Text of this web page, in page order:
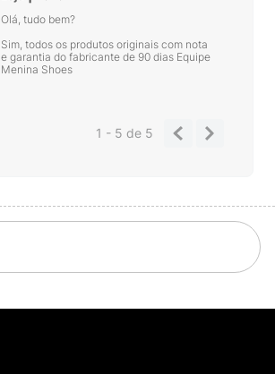
Olá, tudo bem?
Sim, todos os produtos originais com nota
e garantia do fabricante de 90 dias Equipe
Menina Shoes
1 - 5de 5